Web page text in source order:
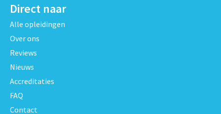
Direct naar
Alle opleidingen
Over ons
Reviews
Nieuws
Accreditaties
FAQ
Contact